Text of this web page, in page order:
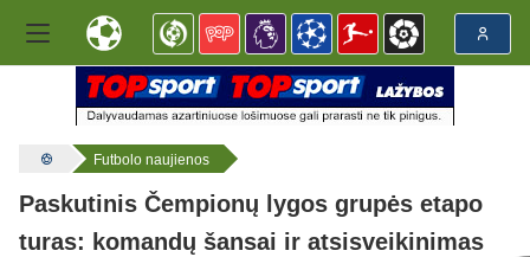
Futbolo naujienos
Paskutinis Čempionų lygos grupės etapo
turas: komandų šansai ir atsisveikinimas